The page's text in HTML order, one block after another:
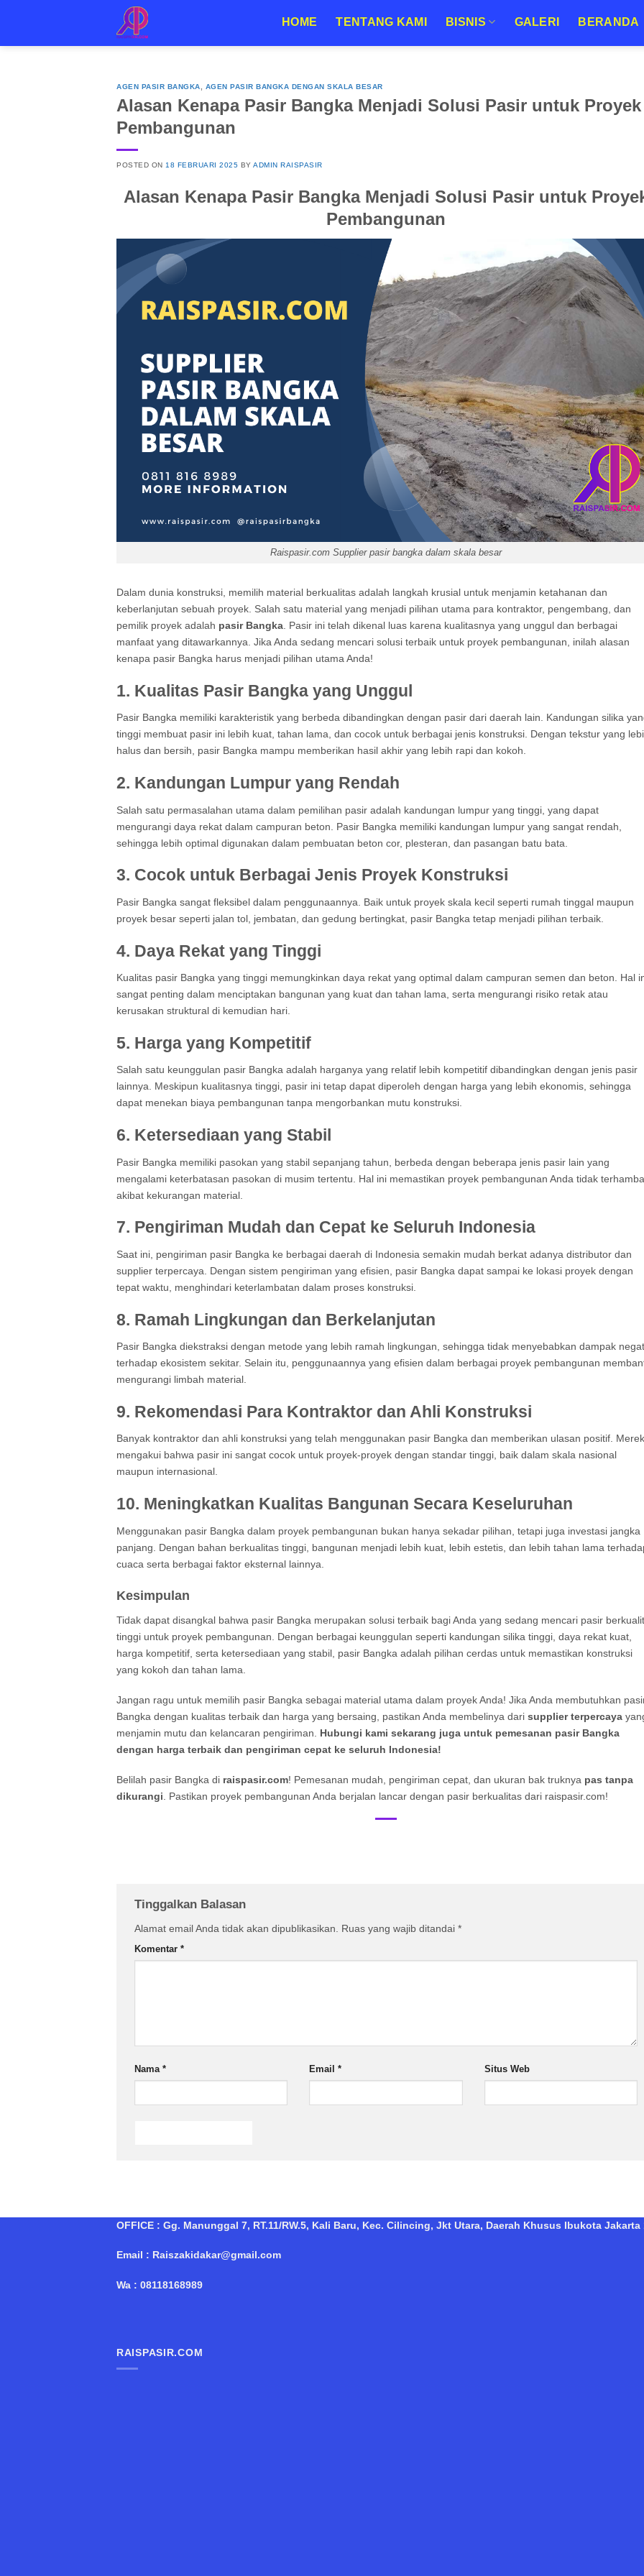
HOME TENTANG KAMI BISNIS GALERI BERANDA
AGEN PASIR BANGKA AGEN PASIR BANGKA DENGAN SKALA BESAR
Alasan Kenapa Pasir Bangka Menjadi Solusi Pasir untuk Proyek
Pembangunan
POSTED ON18 FEBRUARI 2025 BYADMIN RAISPASIR
Alasan Kenapa Pasir Bangka Menjadi Solusi Pasir untuk
Pembangunan
Raispasir.com Supplier pasir bangka dalam skala besar
Dalam dunia konstruksi, memilih material berkualitas adalah langkah krusial untuk menjamin ketahanan dan
keberlanjutan sebuah proyek. Salah satu material yang menjadi pilihan utama para kontraktor, pengembang, dan
pemilik proyek adalah pasir Bangka. Pasir ini telah dikenal luas karena kualitasnya yang unggul dan berbagai
manfaat yang ditawarkannya. Jika Anda sedang mencari solusi terbaik untuk proyek pembangunan, inilah alasan
kenapa pasir Bangka harus menjadi pilihan utama Anda!
1. Kualitas Pasir Bangka yang Unggul
Pasir Bangka memiliki karakteristik yang berbeda dibandingkan dengan pasir dari daerah lain. Kandungan silika
tinggi membuat pasir ini lebih kuat, tahan lama, dan cocok untuk berbagai jenis konstruksi. Dengan tekstur yang
halus dan bersih, pasir Bangka mampu memberikan hasil akhir yang lebih rapi dan kokoh.
2. Kandungan Lumpur yang Rendah
Salah satu permasalahan utama dalam pemilihan pasir adalah kandungan lumpur yang tinggi, yang dapat
mengurangi daya rekat dalam campuran beton. Pasir Bangka memiliki kandungan lumpur yang sangat rendah,
sehingga lebih optimal digunakan dalam pembuatan beton cor, plesteran, dan pasangan batu bata.
3. Cocok untuk Berbagai Jenis Proyek Konstruksi
Pasir Bangka sangat fleksibel dalam penggunaannya. Baik untuk proyek skala kecil seperti rumah tinggal maupun
proyek besar seperti jalan tol, jembatan, dan gedung bertingkat, pasir Bangka tetap menjadi pilihan terbaik.
4. Daya Rekat yang Tinggi
Kualitas pasir Bangka yang tinggi memungkinkan daya rekat yang optimal dalam campuran semen dan beton. Hal
sangat penting dalam menciptakan bangunan yang kuat dan tahan lama, serta mengurangi risiko retak atau
kerusakan struktural di kemudian hari.
5. Harga yang Kompetitif
Salah satu keunggulan pasir Bangka adalah harganya yang relatif lebih kompetitif dibandingkan dengan jenis pasir
lainnya. Meskipun kualitasnya tinggi, pasir ini tetap dapat diperoleh dengan harga yang lebih ekonomis, sehingga
dapat menekan biaya pembangunan tanpa mengorbankan mutu konstruksi.
6. Ketersediaan yang Stabil
Pasir Bangka memiliki pasokan yang stabil sepanjang tahun, berbeda dengan beberapa jenis pasir lain yang
mengalami keterbatasan pasokan di musim tertentu. Hal ini memastikan proyek pembangunan Anda tidak
akibat kekurangan material.
7. Pengiriman Mudah dan Cepat ke Seluruh Indonesia
Saat ini, pengiriman pasir Bangka ke berbagai daerah di Indonesia semakin mudah berkat adanya distributor dan
supplier terpercaya. Dengan sistem pengiriman yang efisien, pasir Bangka dapat sampai ke lokasi proyek dengan
tepat waktu, menghindari keterlambatan dalam proses konstruksi.
8. Ramah Lingkungan dan Berkelanjutan
Pasir Bangka diekstraksi dengan metode yang lebih ramah lingkungan, sehingga tidak menyebabkan dampak
terhadap ekosistem sekitar. Selain itu, penggunaannya yang efisien dalam berbagai proyek pembangunan
mengurangi limbah material.
9. Rekomendasi Para Kontraktor dan Ahli Konstruksi
Banyak kontraktor dan ahli konstruksi yang telah menggunakan pasir Bangka dan memberikan ulasan positif.
mengakui bahwa pasir ini sangat cocok untuk proyek-proyek dengan standar tinggi, baik dalam skala nasional
maupun internasional.
10. Meningkatkan Kualitas Bangunan Secara Keseluruhan
Menggunakan pasir Bangka dalam proyek pembangunan bukan hanya sekadar pilihan, tetapi juga investasi jangka
panjang. Dengan bahan berkualitas tinggi, bangunan menjadi lebih kuat, lebih estetis, dan lebih tahan lama
cuaca serta berbagai faktor eksternal lainnya.
Kesimpulan
Tidak dapat disangkal bahwa pasir Bangka merupakan solusi terbaik bagi Anda yang sedang mencari pasir
tinggi untuk proyek pembangunan. Dengan berbagai keunggulan seperti kandungan silika tinggi, daya rekat kuat,
harga kompetitif, serta ketersediaan yang stabil, pasir Bangka adalah pilihan cerdas untuk memastikan konstruksi
yang kokoh dan tahan lama.
Jangan ragu untuk memilih pasir Bangka sebagai material utama dalam proyek Anda! Jika Anda membutuhkan
Bangka dengan kualitas terbaik dan harga yang bersaing, pastikan Anda membelinya dari supplier terpercaya
menjamin mutu dan kelancaran pengiriman. Hubungi kami sekarang juga untuk pemesanan pasir Bangka
dengan harga terbaik dan pengiriman cepat ke seluruh Indonesia!
Belilah pasir Bangka di raispasir.com! Pemesanan mudah, pengiriman cepat, dan ukuran bak truknya pas tanpa
dikurangi . Pastikan proyek pembangunan Anda berjalan lancar dengan pasir berkualitas dari raispasir.com!
Tinggalkan Balasan
Alamat email Anda tidak akan dipublikasikan. Ruas yang wajib ditandai *
Komentar *
Nama * Email* Situs Web
OFFICE : Gg. Manunggal 7, RT.11/RW.5, Kali Baru, Kec. Cilincing, Jkt Utara, Daerah Khusus Ibukota Jakarta
Email : Raiszakidakar@gmail.com
Wa : 08118168989
RAISPASIR.COM